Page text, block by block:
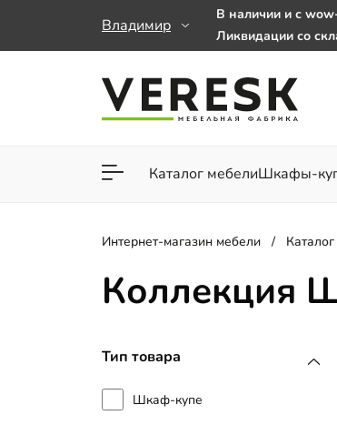
Владимир
В наличии и с
Ликвидации со
заказе от 50 000 ₽
Важно! Наш
Каталог мебелиШкафы-
Для
Интернет-магазин мебели
Коллекция
Тип товара
Шкаф-купе